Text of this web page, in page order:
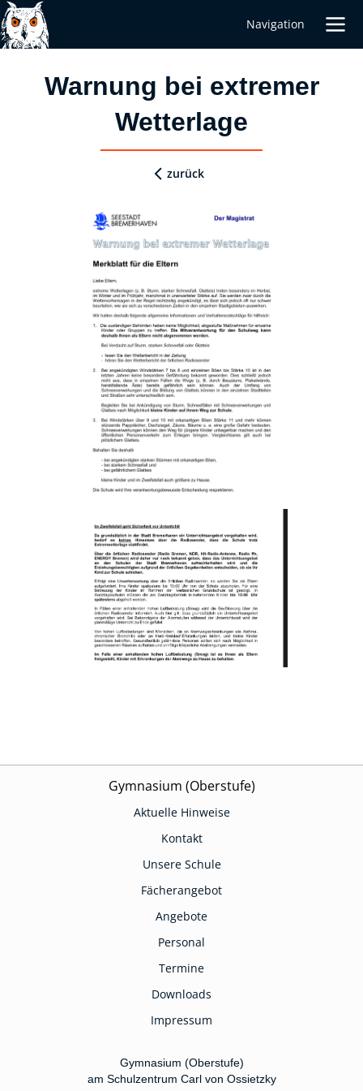
Navigation
Warnung bei extremer
Wetterlage
zurück
Gymnasium (Oberstufe)
Aktuelle Hinweise
Kontakt
Unsere Schule
Fächerangebot
Angebote
Personal
Termine
Downloads
Impressum
Gymnasium (Oberstufe)
am Schulzentrum Carl von Ossietzky